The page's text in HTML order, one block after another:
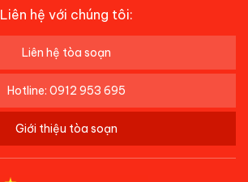
Liên hệ với chúng tôi:
Liên hệ tòa soạn
Hotline: 0912 953 695
Giới thiệu tòa soạn